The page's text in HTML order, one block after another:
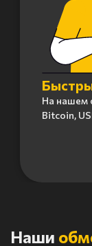
На нашем
Bitcoin,
Наши